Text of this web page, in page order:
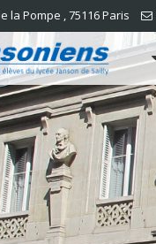
la Pompe , 75116 Paris